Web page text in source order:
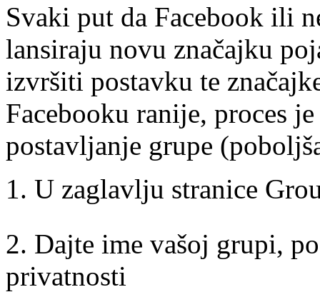
Svaki put da Facebook ili
lansiraju novu značajku
izvršiti postavku te
Facebooku ranije, proces
postavljanje grupe
1. U zaglavlju stranice
2. Dajte ime vašoj grupi,
privatnosti